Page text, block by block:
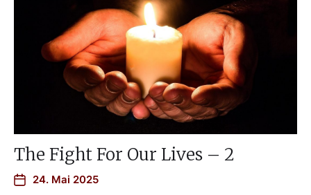
The Fight For Our Lives – 2
24. Mai 2025